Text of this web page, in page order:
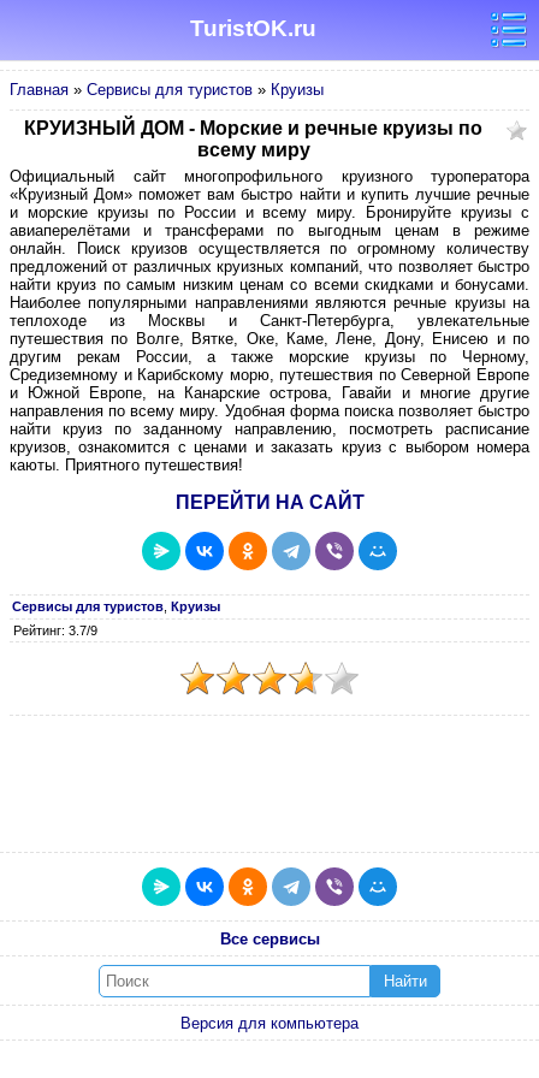
TuristOK.ru
Главная » Сервисы для туристов » Круизы
КРУИЗНЫЙ ДОМ - Морские и речные круизы по
всему миру
Официальный сайт многопрофильного круизного туроператора
«Круизный Дом» поможет вам быстро найти и купить лучшие речные
и морские круизы по России и всему миру. Бронируйте круизы с
авиаперелётами и трансферами по выгодным ценам в режиме
онлайн. Поиск круизов осуществляется по огромному количеству
предложений от различных круизных компаний, что позволяет быстро
найти круиз по самым низким ценам со всеми скидками и бонусами.
Наиболее популярными направлениями являются речные круизы на
теплоходе из Москвы и Санкт-Петербурга, увлекательные
путешествия по Волге, Вятке, Оке, Каме, Лене, Дону, Енисею и по
другим рекам России, а также морские круизы по Черному,
Средиземному и Карибскому морю, путешествия по Северной Европе
и Южной Европе, на Канарские острова, Гавайи и многие другие
направления по всему миру. Удобная форма поиска позволяет быстро
найти круиз по заданному направлению, посмотреть расписание
круизов, ознакомится с ценами и заказать круиз с выбором номера
каюты. Приятного путешествия!
ПЕРЕЙТИ НА САЙТ
Сервисы для туристов Круизы
Рейтинг: 3.7/9
Все сервисы
Найти
Версия для компьютера